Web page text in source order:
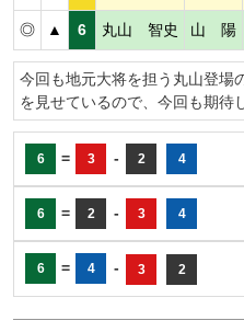
◎ ▲ 6 丸山 智史 山 陽
今回も地元大将を担う丸山登場
を見せているので、今回も期待
6 = 3 - 2 4
6 = 2 - 3 4
6 = 4 - 3 2